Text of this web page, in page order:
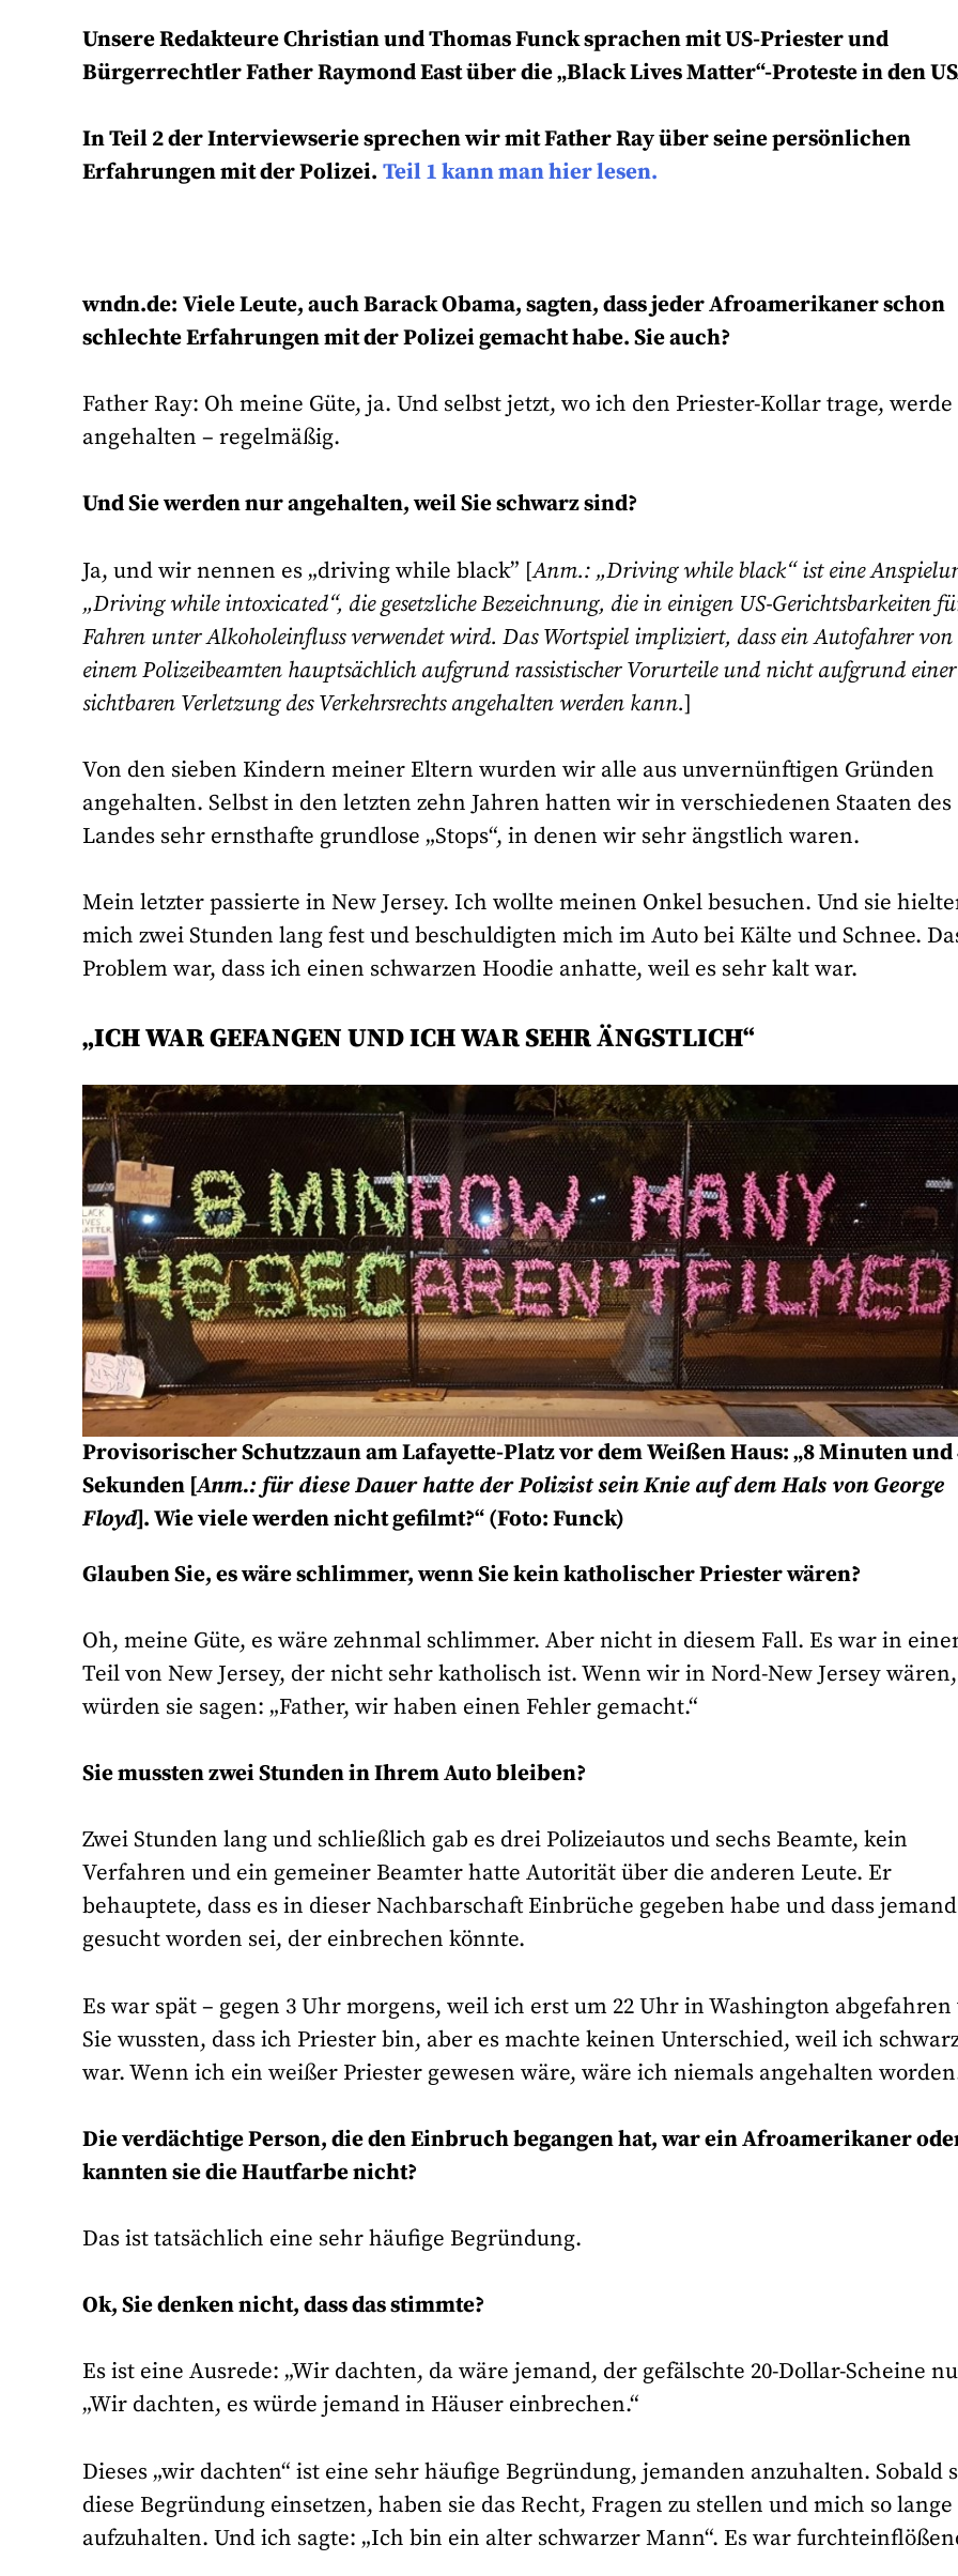
Unsere Redakteure Christian und Thomas Funck sprachen mit US-Priester und
Bürgerrechtler Father Raymond East über die „Black Lives Matter“-Proteste in den
In Teil 2 der Interviewserie sprechen wir mit Father Ray über seine persönlichen
Erfahrungen mit der Polizei. Teil 1 kann man hier lesen.
wndn.de: Viele Leute, auch Barack Obama, sagten, dass jeder Afroamerikaner schon
schlechte Erfahrungen mit der Polizei gemacht habe. Sie auch?
Father Ray: Oh meine Güte, ja. Und selbst jetzt, wo ich den Priester-Kollar trage,
angehalten – regelmäßig.
Und Sie werden nur angehalten, weil Sie schwarz sind?
Ja, und wir nennen es „driving while black” [Anm.: „Driving while black“ ist eine
„Driving while intoxicated“, die gesetzliche Bezeichnung, die in einigen US-Gerichtsbarkeiten
Fahren unter Alkoholeinfluss verwendet wird. Das Wortspiel impliziert, dass ein Autofahrer von
einem Polizeibeamten hauptsächlich aufgrund rassistischer Vorurteile und nicht aufgrund einer
sichtbaren Verletzung des Verkehrsrechts angehalten werden kann.]
Von den sieben Kindern meiner Eltern wurden wir alle aus unvernünftigen Gründen
angehalten. Selbst in den letzten zehn Jahren hatten wir in verschiedenen Staaten des
Landes sehr ernsthafte grundlose „Stops“, in denen wir sehr ängstlich waren.
Mein letzter passierte in New Jersey. Ich wollte meinen Onkel besuchen. Und sie
mich zwei Stunden lang fest und beschuldigten mich im Auto bei Kälte und Schnee.
Problem war, dass ich einen schwarzen Hoodie anhatte, weil es sehr kalt war.
„ICH WAR GEFANGEN UND ICH WAR SEHR ÄNGSTLICH“
Provisorischer Schutzzaun am Lafayette-Platz vor dem Weißen Haus: „8 Minuten und
Sekunden [Anm.: für diese Dauer hatte der Polizist sein Knie auf dem Hals von George
Floyd]. Wie viele werden nicht gefilmt?“ (Foto: Funck)
Glauben Sie, es wäre schlimmer, wenn Sie kein katholischer Priester wären?
Oh, meine Güte, es wäre zehnmal schlimmer. Aber nicht in diesem Fall. Es war in
Teil von New Jersey, der nicht sehr katholisch ist. Wenn wir in Nord-New Jersey wären,
würden sie sagen: „Father, wir haben einen Fehler gemacht.“
Sie mussten zwei Stunden in Ihrem Auto bleiben?
Zwei Stunden lang und schließlich gab es drei Polizeiautos und sechs Beamte, kein
Verfahren und ein gemeiner Beamter hatte Autorität über die anderen Leute. Er
behauptete, dass es in dieser Nachbarschaft Einbrüche gegeben habe und dass jemand
gesucht worden sei, der einbrechen könnte.
Es war spät – gegen 3 Uhr morgens, weil ich erst um 22 Uhr in Washington abgefahren
Sie wussten, dass ich Priester bin, aber es machte keinen Unterschied, weil ich
war. Wenn ich ein weißer Priester gewesen wäre, wäre ich niemals angehalten
Die verdächtige Person, die den Einbruch begangen hat, war ein Afroamerikaner
kannten sie die Hautfarbe nicht?
Das ist tatsächlich eine sehr häufige Begründung.
Ok, Sie denken nicht, dass das stimmte?
Es ist eine Ausrede: „Wir dachten, da wäre jemand, der gefälschte 20-Dollar-Scheine
„Wir dachten, es würde jemand in Häuser einbrechen.“
Dieses „wir dachten“ ist eine sehr häufige Begründung, jemanden anzuhalten. Sobald
diese Begründung einsetzen, haben sie das Recht, Fragen zu stellen und mich so lange
aufzuhalten. Und ich sagte: „Ich bin ein alter schwarzer Mann“. Es war